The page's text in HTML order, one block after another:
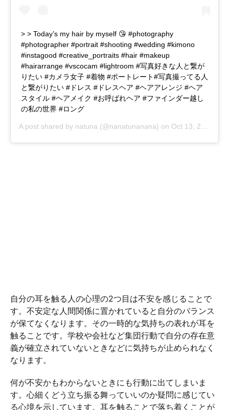
> > Today’s my hair by myself 😘 #photography
#photographer #portrait #shooting #wedding #kimono
#instagood #creative_portraits #hair #makeup
#hairarrange #vscocam #lightroom #写真好きな人と繋が
りたい #カメラ女子 #着物 #ポートレート#写真撮ってる人
と繋がりたい #ドレス #ドレスヘア #ヘアアレンジ #ヘア
スタイル #ヘアメイク #お呼ばれヘア #ファインダー越し
の私の世界 #ロング
A post shared by natuna (@nanatunanana) on Oct 13, 2018 at 9:32am PDT
自分の耳を触る人の心理の2つ目は不安を感じることで
す。不安定な人間関係に置かれていると自分のバランス
が保てなくなります。その一時的な気持ちの表れが耳を
触ることです。学校や会社など集団行動で自分の存在意
義が確立されていないときなどに気持ちが止められなく
なります。
何が不安かもわからないときにも行動に出てしまいま
す。心細くどう立ち振る舞っていいのか疑問に感じてい
る心境を示しています。耳を触ることで落ち着くことが